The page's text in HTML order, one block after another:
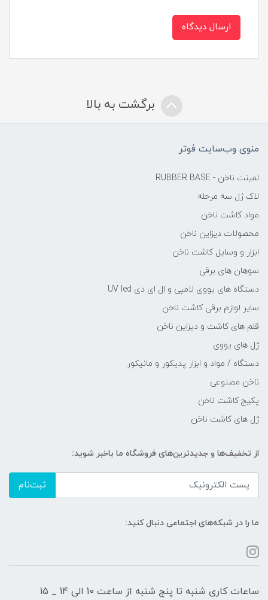
ارسال دیدگاه
برگشت به بالا
منوی وب‌سایت فوتر
لمینت ناخن - RUBBER BASE
لاک ژل سه مرحله
مواد کاشت ناخن
محصولات دیزاین ناخن
ابزار و وسایل کاشت ناخن
سوهان های برقی
دستگاه های یووی لامپی و ال ای دی UV led
سایر لوازم برقی کاشت ناخن
قلم های کاشت و دیزاین ناخن
ژل های یووی
دستگاه / مواد و ابزار پدیکور و مانیکور
ناخن مصنوعی
پکیج کاشت ناخن
ژل های کاشت ناخن
از تخفیف‌ها و جدیدترین‌های فروشگاه ما باخبر شوید:
ثبت‌نام
ما را در شبکه‌های اجتماعی دنبال کنید:
ساعات کاری شنبه تا پنج شنبه از ساعت 10 الی 14 _ 15